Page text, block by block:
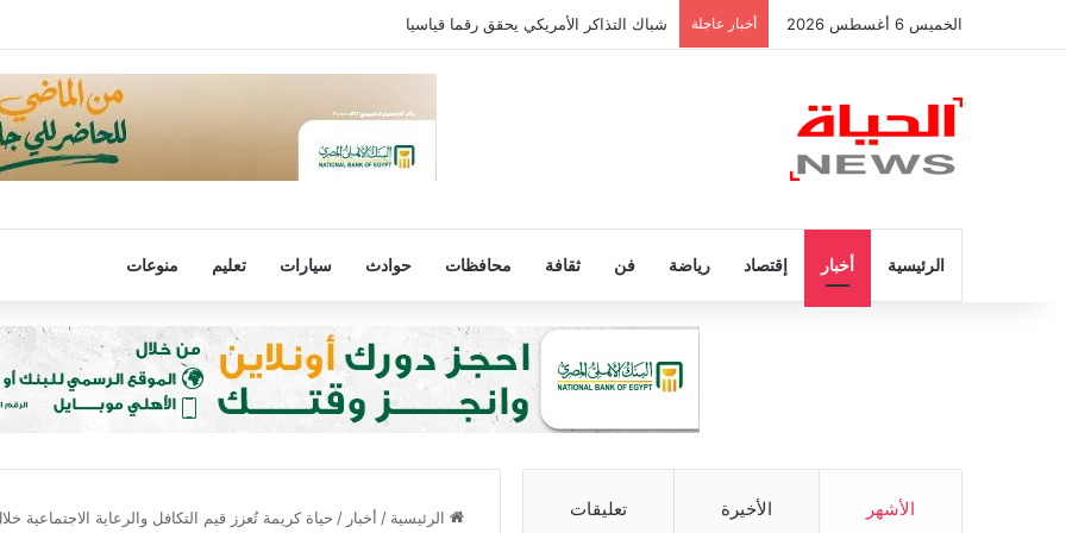
الخميس 6 أغسطس 2026 أخبار عاجلة شباك التذاكر الأمريكي يحقق رقما قياسيا
الرئيسية أخبار إقتصاد رياضة فن ثقافة محافظات حوادث سيارات تعليم منوعات
الرئيسية / أخبار / حياة كريمة تُعزز قيم التكافل والرعاية الاجتماعية الأشهر الأخيرة تعليقات